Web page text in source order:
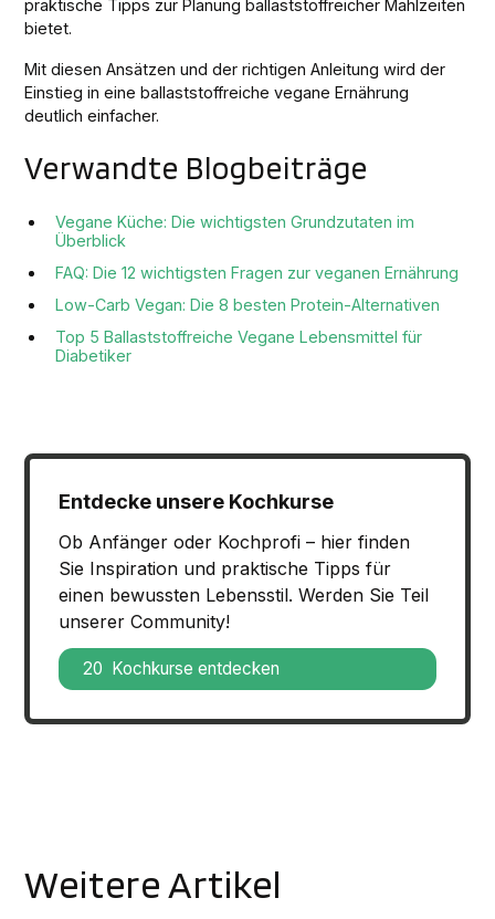
praktische Tipps zur Planung ballaststoffreicher Mahlzeiten
bietet.
Mit diesen Ansätzen und der richtigen Anleitung wird der
Einstieg in eine ballaststoffreiche vegane Ernährung
deutlich einfacher.
Verwandte Blogbeiträge
Vegane Küche: Die wichtigsten Grundzutaten im
Überblick
FAQ: Die 12 wichtigsten Fragen zur veganen Ernährung
Low-Carb Vegan: Die 8 besten Protein-Alternativen
Top 5 Ballaststoffreiche Vegane Lebensmittel für
Diabetiker
Entdecke unsere Kochkurse
Ob Anfänger oder Kochprofi – hier finden
Sie Inspiration und praktische Tipps für
einen bewussten Lebensstil. Werden Sie Teil
unserer Community!
20 Kochkurse entdecken
Weitere Artikel